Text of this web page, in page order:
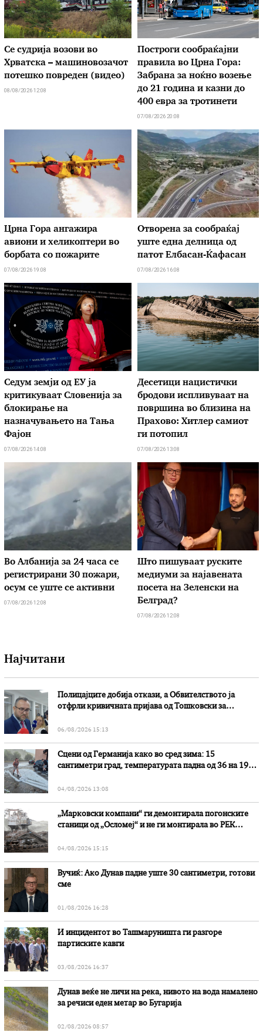
Се судрија возови во
Хрватска – машиновозачот
потешко повреден (видео)
08/08/2026 12:08
Построги сообраќајни
правила во Црна Гора:
Забрана за ноќно возење
до 21 година и казни до
400 евра за тротинети
07/08/2026 20:08
Црна Гора ангажира
авиони и хеликоптери во
борбата со пожарите
07/08/2026 19:08
Отворена за сообраќај
уште една делница од
патот Елбасан-Ќафасан
07/08/2026 16:08
Седум земји од ЕУ ја
критикуваат Словенија за
блокирање на
назначувањето на Тања
Фајон
07/08/2026 14:08
Десетици нацистички
бродови испливуваат на
површина во близина на
Прахово: Хитлер самиот
ги потопил
07/08/2026 13:08
Во Албанија за 24 часа се
регистрирани 30 пожари,
осум се уште се активни
07/08/2026 12:08
Што пишуваат руските
медиуми за најавената
посета на Зеленски на
Белград?
07/08/2026 12:08
Најчитани
Полицајците добија откази, а Обвителството ја
отфрли кривичната пријава од Тошковски за
06/08/2026 15:13
Сцени од Германија како во сред зима: 15
сантиметри град, температурата падна од 36 на 19
04/08/2026 13:08
„Марковски компани“ ги демонтирала погонските
станици од „Осломеј“ и не ги монтирала во РЕК
04/08/2026 15:15
Вучиќ: Ако Дунав падне уште 30 сантиметри, готови
сме
01/08/2026 16:28
И инцидентот во Ташмаруништa ги разгоре
партиските кавги
03/08/2026 16:37
Дунав веќе не личи на река, нивото на вода намалено
за речиси еден метар во Бугарија
02/08/2026 08:57